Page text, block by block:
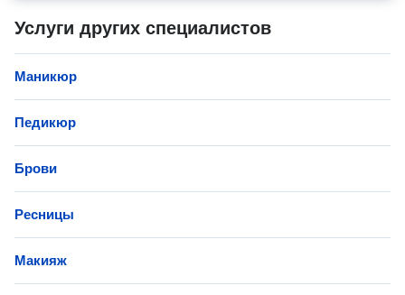
Услуги других специалистов
Маникюр
Педикюр
Брови
Ресницы
Макияж